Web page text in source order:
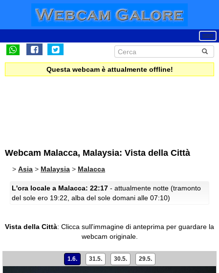
Questa webcam è attualmente offline!
Webcam Malacca, Malaysia: Vista della Città
> Asia > Malaysia > Malacca
L'ora locale a Malacca: 22:17 - attualmente notte (tramonto
del sole ero 19:22, alba del sole domani alle 07:10)
Vista della Città: Clicca sull'immagine di anteprima per guardare la
webcam originale.
1.6. 31.5. 30.5. 29.5.